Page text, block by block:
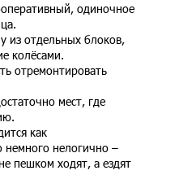
одиночное
из отдельных блоков,
колёсами.
отремонтировать
мест, где
как
нелогично –
пешком ходят, а ездят